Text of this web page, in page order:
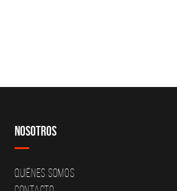
Nosotros
Quiénes Somos